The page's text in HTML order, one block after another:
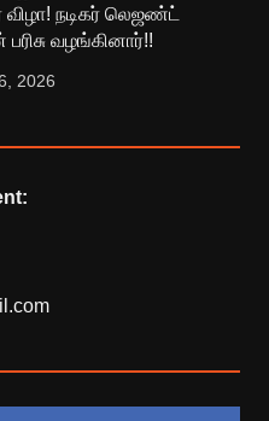
விழா! நடிகர் லெஜண்ட்
வழங்கினார்!!
2026